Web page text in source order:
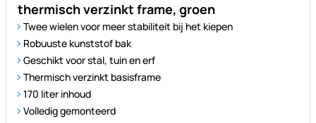
thermisch verzinkt frame, groen
Twee wielen voor meer stabiliteit bij het kiepen
Robuuste kunststof bak
Geschikt voor stal, tuin en erf
Thermisch verzinkt basisframe
170 liter inhoud
Volledig gemonteerd